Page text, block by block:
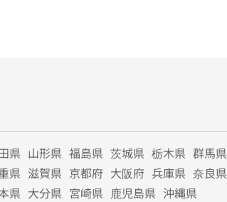
県 山形県 福島県 茨城県 栃木県 群馬県
県 滋賀県 京都府 大阪府 兵庫県 奈良県
県 大分県 宮崎県 鹿児島県 沖縄県